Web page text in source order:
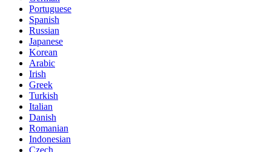
Portuguese
Spanish
Russian
Japanese
Korean
Arabic
Irish
Greek
Turkish
Italian
Danish
Romanian
Indonesian